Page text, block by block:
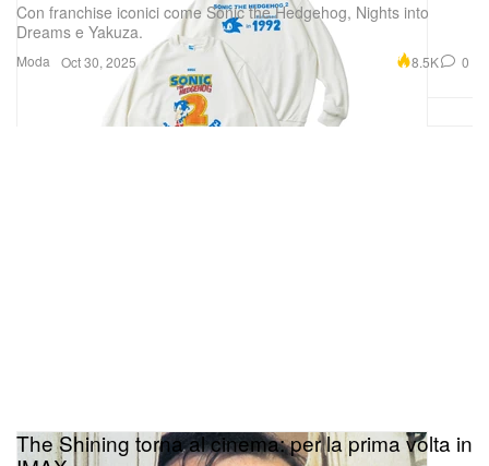
Moda
Con franchise iconici come Sonic the Hedgehog, Nights into
Dreams e Yakuza.
Oct 30, 2025 8.5K 0
The Shining torna al cinema: per la prima volta in